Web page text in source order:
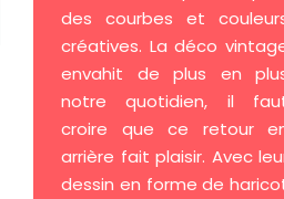
des courbes et
créatives. La déco
envahit de plus en
notre quotidien, il
croire que ce retour
arrière fait plaisir. Avec
dessin en forme de